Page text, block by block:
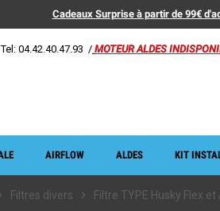
Cadeaux Surprise à partir de 99€
Tel: 04.42.40.47.93 / MOTEUR ALDES
AIRFLOW ALDES KIT
Filtres divers chevron_right Filtre TYPE Husky Flex